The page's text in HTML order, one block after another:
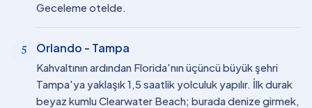
Geceleme otelde.
5 Orlando - Tampa
Kahvaltının ardından Florida'nın üçüncü büyük şehri
Tampa'ya yaklaşık 1,5 saatlik yolculuk yapılır. İlk durak
beyaz kumlu Clearwater Beach; burada denize girmek,